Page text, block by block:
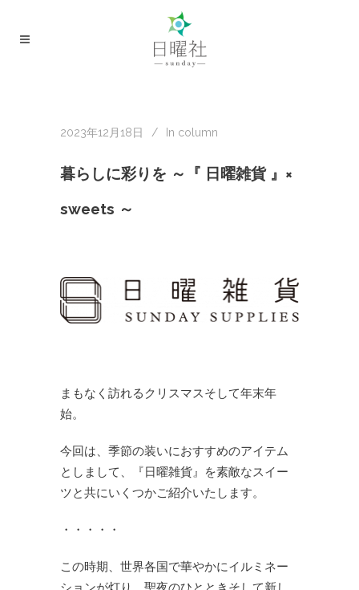
2023年12月18日 In column
暮らしに彩りを ～『 日曜雑貨 』×
sweets ～
まもなく訪れるクリスマスそして年末年
始。
今回は、季節の装いにおすすめのアイテム
としまして、『日曜雑貨』を素敵なスイー
ツと共にいくつかご紹介いたします。
・・・・・
この時期、世界各国で華やかにイルミネー
ションが灯り、聖夜のひとときそして新し